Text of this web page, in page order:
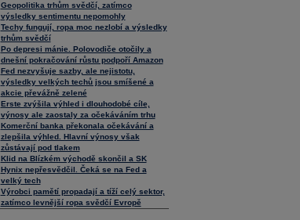
Geopolitika trhům svědčí, zatímco
výsledky sentimentu nepomohly
Techy fungují, ropa moc nezlobí a výsledky
trhům svědčí
Po depresi mánie. Polovodiče otočily a
dnešní pokračování růstu podpoří Amazon
Fed nezvyšuje sazby, ale nejistotu,
výsledky velkých techů jsou smíšené a
akcie převážně zelené
Erste zvýšila výhled i dlouhodobé cíle,
výnosy ale zaostaly za očekáváním trhu
Komerční banka překonala očekávání a
zlepšila výhled. Hlavní výnosy však
zůstávají pod tlakem
Klid na Blízkém východě skončil a SK
Hynix nepřesvědčil. Čeká se na Fed a
velký tech
Výrobci pamětí propadají a tíží celý sektor,
zatímco levnější ropa svědčí Evropě